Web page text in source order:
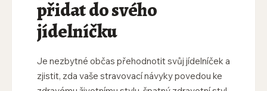
přidat do svého
jídelníčku
Je nezbytné občas přehodnotit svůj jídelníček a
zjistit, zda vaše stravovací návyky povedou ke